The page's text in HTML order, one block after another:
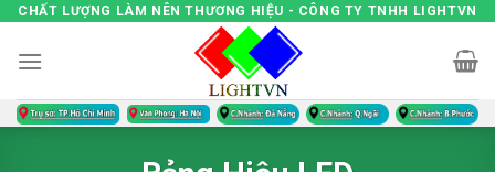
Skip
content
CHẤT LƯỢNG LÀM NÊN THƯƠNG HIỆU - CÔNG TY TNHH LIGHTVN